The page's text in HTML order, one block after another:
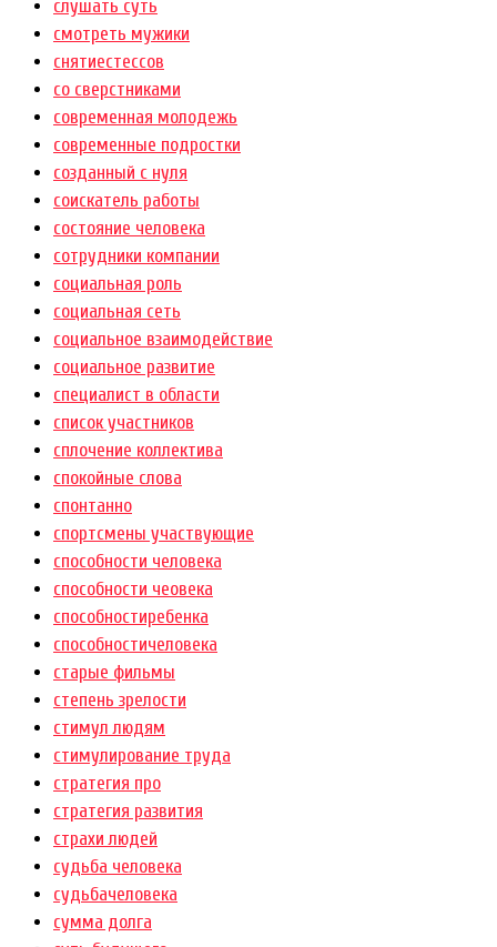
слушать суть
смотреть мужики
снятиестессов
со сверстниками
современная молодежь
современные подростки
созданный с нуля
соискатель работы
состояние человека
сотрудники компании
социальная роль
социальная сеть
социальное взаимодействие
социальное развитие
специалист в области
список участников
сплочение коллектива
спокойные слова
спонтанно
спортсмены участвующие
способности человека
способности чеовека
способностиребенка
способностичеловека
старые фильмы
степень зрелости
стимул людям
стимулирование труда
стратегия про
стратегия развития
страхи людей
судьба человека
судьбачеловека
сумма долга